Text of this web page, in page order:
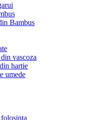
Bambus
vascoza
hartie
umede